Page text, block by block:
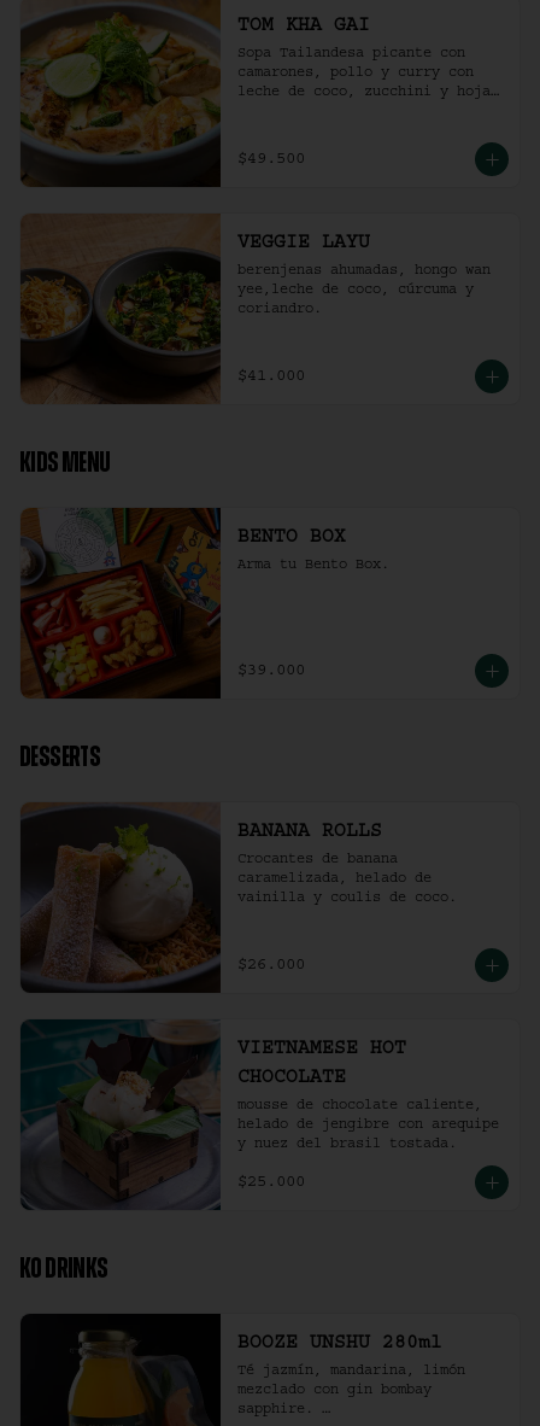
TOM KHA GAI
Sopa Tailandesa picante con
camarones, pollo y curry con
leche de coco, zucchini y hojas
$49.500
VEGGIE LAYU
berenjenas ahumadas, hongo wan
yee,leche de coco, cúrcuma y
coriandro.
$41.000
KIDS MENU
BENTO BOX
Arma tu Bento Box.
$39.000
DESSERTS
BANANA ROLLS
Crocantes de banana
caramelizada, helado de
vainilla y coulis de coco.
$26.000
VIETNAMESE HOT
CHOCOLATE
mousse de chocolate caliente,
helado de jengibre con arequipe
y nuez del brasil tostada.
$25.000
KO DRINKS
BOOZE UNSHU 280ml
Té jazmín, mandarina, limón
mezclado con gin bombay
sapphire.